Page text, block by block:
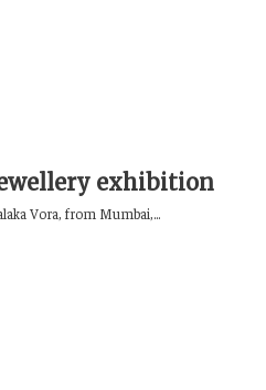
exhibition
Vora, from Mumbai,...